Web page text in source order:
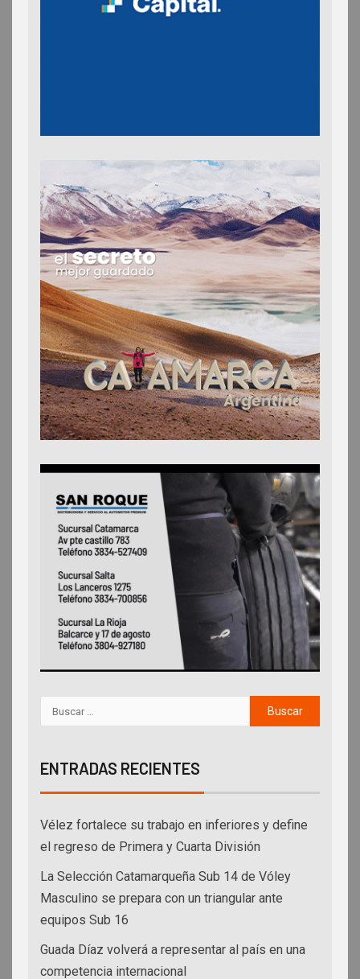
ENTRADAS RECIENTES
Vélez fortalece su trabajo en inferiores y define
el regreso de Primera y Cuarta División
La Selección Catamarqueña Sub 14 de Vóley
Masculino se prepara con un triangular ante
equipos Sub 16
Guada Díaz volverá a representar al país en una
competencia internacional